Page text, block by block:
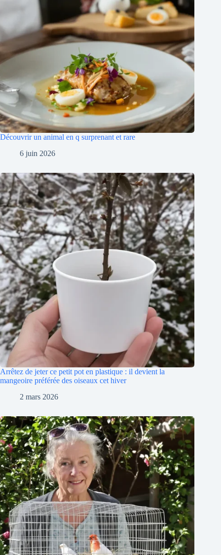
Découvrir un animal en q surprenant et rare
6 juin 2026
Arrêtez de jeter ce petit pot en plastique : il devient la
mangeoire préférée des oiseaux cet hiver
2 mars 2026